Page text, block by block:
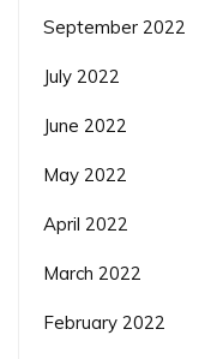
September 2022
July 2022
June 2022
May 2022
April 2022
March 2022
February 2022